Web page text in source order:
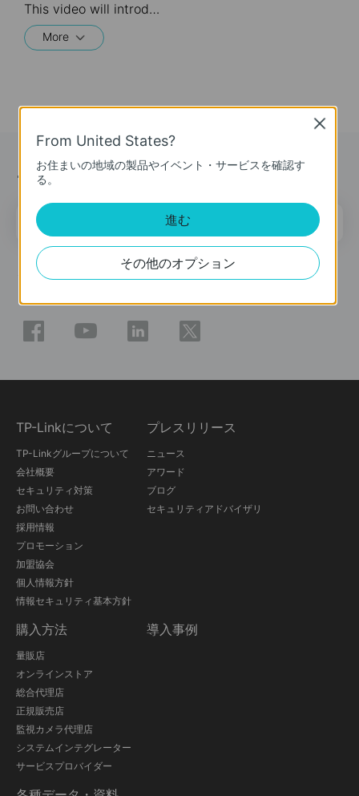
This video will introduce TP-Link Festa cloud-based networking solution and some basic network configuration.
More
ニュース＆オファー
メールアドレス 登録
ソーシャルメディア
TP-Linkについて
TP-Linkグループについて
会社概要
セキュリティ対策
お問い合わせ
採用情報
プロモーション
加盟協会
個人情報方針
情報セキュリティ基本方針
プレスリリース
ニュース
アワード
ブログ
セキュリティアドバイザリ
購入方法
量販店
オンラインストア
総合代理店
正規販売店
監視カメラ代理店
システムインテグレーター
サービスプロバイダー
導入事例
From United States?
お住まいの地域の製品やイベント・サービスを確認す
る。
進む
その他のオプション
Close